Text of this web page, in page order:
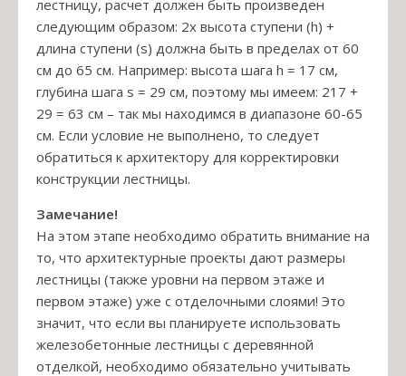
лестницу, расчет должен быть произведен
следующим образом: 2x высота ступени (h) +
длина ступени (s) должна быть в пределах от 60
см до 65 см. Например: высота шага h = 17 см,
глубина шага s = 29 см, поэтому мы имеем: 217 +
29 = 63 см – так мы находимся в диапазоне 60-65
см. Если условие не выполнено, то следует
обратиться к архитектору для корректировки
конструкции лестницы.
Замечание!
На этом этапе необходимо обратить внимание на
то, что архитектурные проекты дают размеры
лестницы (также уровни на первом этаже и
первом этаже) уже с отделочными слоями! Это
значит, что если вы планируете использовать
железобетонные лестницы с деревянной
отделкой, необходимо обязательно учитывать